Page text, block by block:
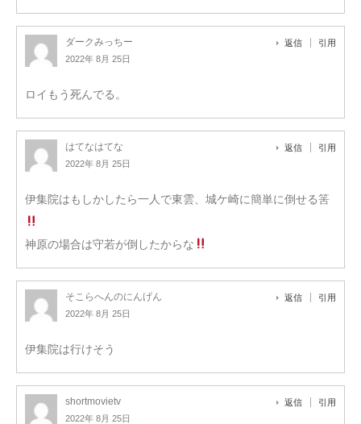
ダークみっちー
2022年 8月 25日
返信 引用
ロイもう死んでる。
はてなはてな
2022年 8月 25日
返信 引用
伊集院はもしかしたら一人で東雲、城ケ崎に簡単に倒せる筈
神原の場合は守若が倒したからな
そこらへんのにんげん
2022年 8月 25日
返信 引用
伊集院は行けそう
shortmovietv
2022年 8月 25日
返信 引用